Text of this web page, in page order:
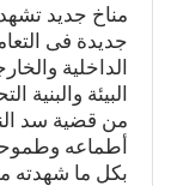
مناخ جديد
جديدة فى
الداخلية
البيئة والبنية
من قضية سد
أطماعه
بكل ما شهدته